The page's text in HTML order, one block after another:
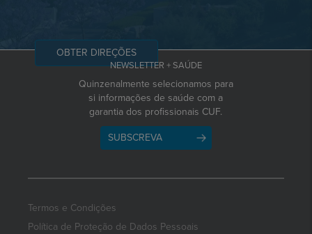
OBTER DIREÇÕES
NEWSLETTER + SAÚDE
Quinzenalmente selecionamos para
si informações de saúde com a
garantia dos profissionais CUF.
SUBSCREVA
Termos e Condições
Política de Proteção de Dados Pessoais